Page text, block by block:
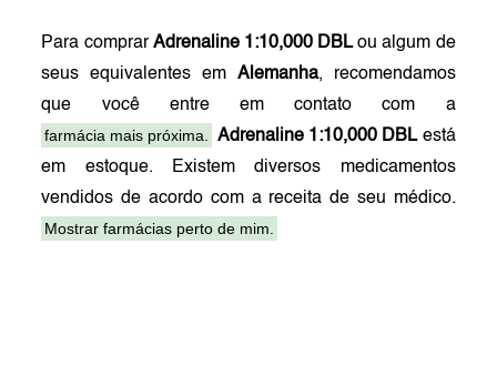
Para comprarAdrenaline 1:10,000 DBLou algum de
seus equivalentes em Alemanha, recomendamos
que você entre em contato com a
farmácia mais próxima.
Adrenaline 1:10,000 DBLestá
em estoque. Existem diversos medicamentos
vendidos de acordo com a receita de seu médico.
Mostrar farmácias perto de mim.